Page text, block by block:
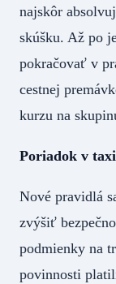
najskôr
skúšku. Až po
pokračovať v
cestnej
kurzu na
Poriadok v
Nové pravidlá
zvýšiť
podmienky na
povinnosti